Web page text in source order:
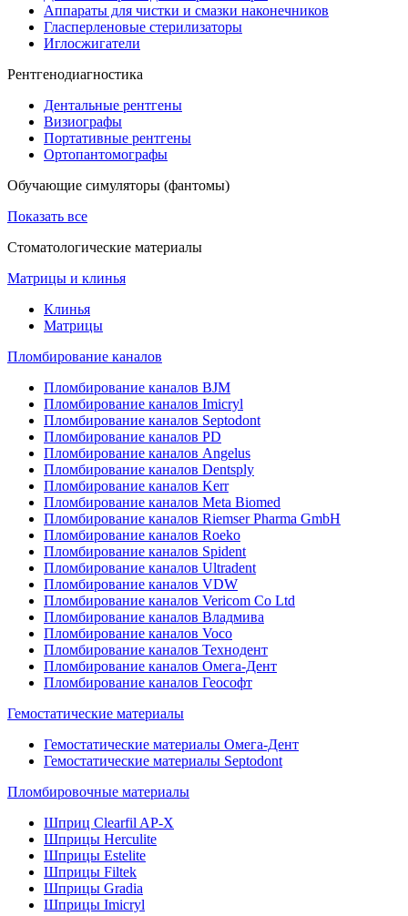
Аппараты для чистки и смазки наконечников
Гласперленовые стерилизаторы
Иглосжигатели
Рентгенодиагностика
Дентальные рентгены
Визиографы
Портативные рентгены
Ортопантомографы
Обучающие симуляторы (фантомы)
Показать все
Стоматологические материалы
Матрицы и клинья
Клинья
Матрицы
Пломбирование каналов
Пломбирование каналов BJM
Пломбирование каналов Imicryl
Пломбирование каналов Septodont
Пломбирование каналов PD
Пломбирование каналов Angelus
Пломбирование каналов Dentsply
Пломбирование каналов Kerr
Пломбирование каналов Meta Biomed
Пломбирование каналов Riemser Pharma GmbH
Пломбирование каналов Roeko
Пломбирование каналов Spident
Пломбирование каналов Ultradent
Пломбирование каналов VDW
Пломбирование каналов Vericom Co Ltd
Пломбирование каналов Владмива
Пломбирование каналов Voco
Пломбирование каналов Технодент
Пломбирование каналов Омега-Дент
Пломбирование каналов Геософт
Гемостатические материалы
Гемостатические материалы Омега-Дент
Гемостатические материалы Septodont
Пломбировочные материалы
Шприц Clearfil AP-X
Шприцы Herculite
Шприцы Estelite
Шприцы Filtek
Шприцы Gradia
Шприцы Imicryl